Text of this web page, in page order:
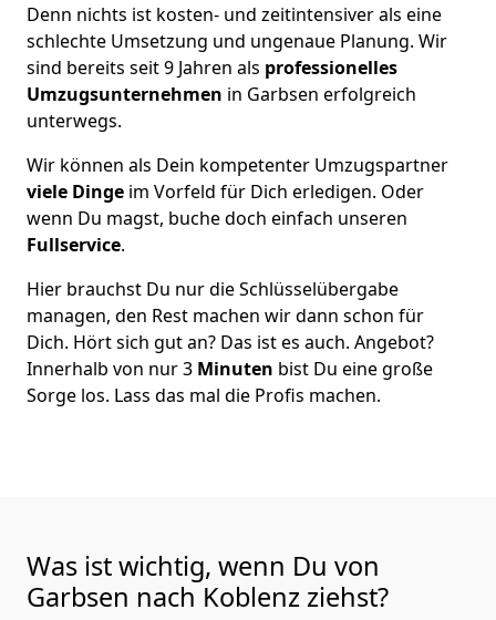
Denn nichts ist kosten- und zeitintensiver als eine
schlechte Umsetzung und ungenaue Planung. Wir
sind bereits seit 9 Jahren als professionelles
Umzugsunternehmen in Garbsen erfolgreich
unterwegs.
Wir können als Dein kompetenter Umzugspartner
viele Dinge im Vorfeld für Dich erledigen. Oder
wenn Du magst, buche doch einfach unseren
Fullservice.
Hier brauchst Du nur die Schlüsselübergabe
managen, den Rest machen wir dann schon für
Dich. Hört sich gut an? Das ist es auch. Angebot?
Innerhalb von nur 3 Minuten bist Du eine große
Sorge los. Lass das mal die Profis machen.
Was ist wichtig, wenn Du von
Garbsen nach Koblenz ziehst?